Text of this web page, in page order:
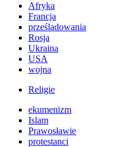
Afryka
Francja
prześladowania
Rosja
Ukraina
USA
wojna
Religie
ekumenizm
Islam
Prawosławie
protestanci